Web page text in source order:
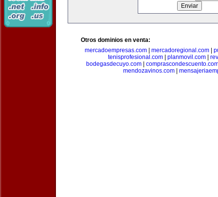
Otros dominios en venta:
mercadoempresas.com| mercadoregional.com|
tenisprofesional.com
planmovil.com
bodegasdecuyo.com
mendozavinos.com|